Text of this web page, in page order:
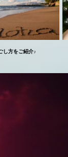
し方をご紹介♪